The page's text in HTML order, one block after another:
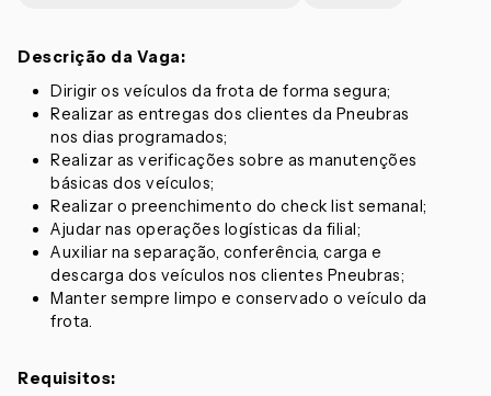
Descrição da Vaga:
Dirigir os veículos da frota de forma segura;
Realizar as entregas dos clientes da Pneubras
nos dias programados;
Realizar as verificações sobre as manutenções
básicas dos veículos;
Realizar o preenchimento do check list semanal;
Ajudar nas operações logísticas da filial;
Auxiliar na separação, conferência, carga e
descarga dos veículos nos clientes Pneubras;
Manter sempre limpo e conservado o veículo da
frota.
Requisitos: